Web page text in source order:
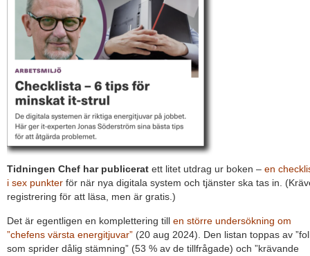
Tidningen Chef har publicerat ett litet utdrag ur boken – en
i sex punkter för när nya digitala system och tjänster ska tas in.
registrering för att läsa, men är gratis.)
Det är egentligen en komplettering till en större undersökning om
”chefens värsta energitjuvar” (20 aug 2024). Den listan toppas av
som sprider dålig stämning” (53 % av de tillfrågade) och ”krävande